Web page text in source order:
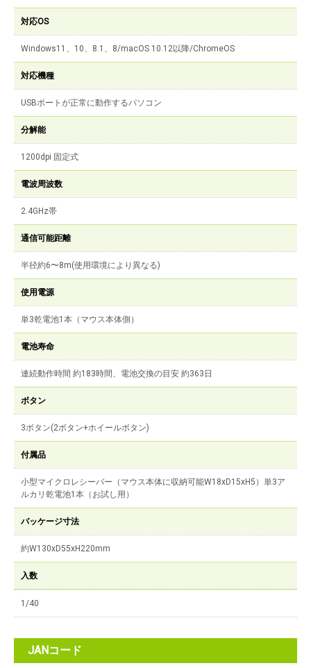
対応OS
Windows11、10、8.1、8/macOS 10.12以降/ChromeOS
対応機種
USBポートが正常に動作するパソコン
分解能
1200dpi 固定式
電波周波数
2.4GHz帯
通信可能距離
半径約6〜8m(使用環境により異なる)
使用電源
単3乾電池1本（マウス本体側）
電池寿命
連続動作時間 約183時間、電池交換の目安 約363日
ボタン
3ボタン(2ボタン+ホイールボタン)
付属品
小型マイクロレシーバー（マウス本体に収納可能W18xD15xH5）単3ア
ルカリ乾電池1本（お試し用）
パッケージ寸法
約W130xD55xH220mm
入数
1/40
JANコード